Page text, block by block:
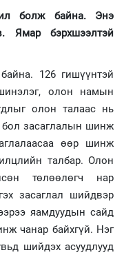
болж байна. Энэ
Ямар бэрхшээлтэй
126 гишүүнтэй
олон намын
олон талаас нь
бол засаглалын шинж
өөр шинж
талбар. Олон
төлөөлөгч нар
засаглал шийдвэр
яамдуудын сайд
чанар байхгүй. Нэг
шийдэх асуудлууд